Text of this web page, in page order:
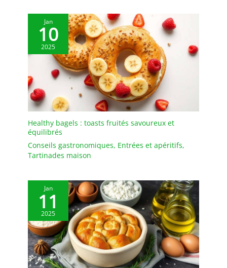
Jan
10
2025
Healthy bagels : toasts fruités savoureux et
équilibrés
Conseils gastronomiques, Entrées et apéritifs,
Tartinades maison
Jan
11
2025